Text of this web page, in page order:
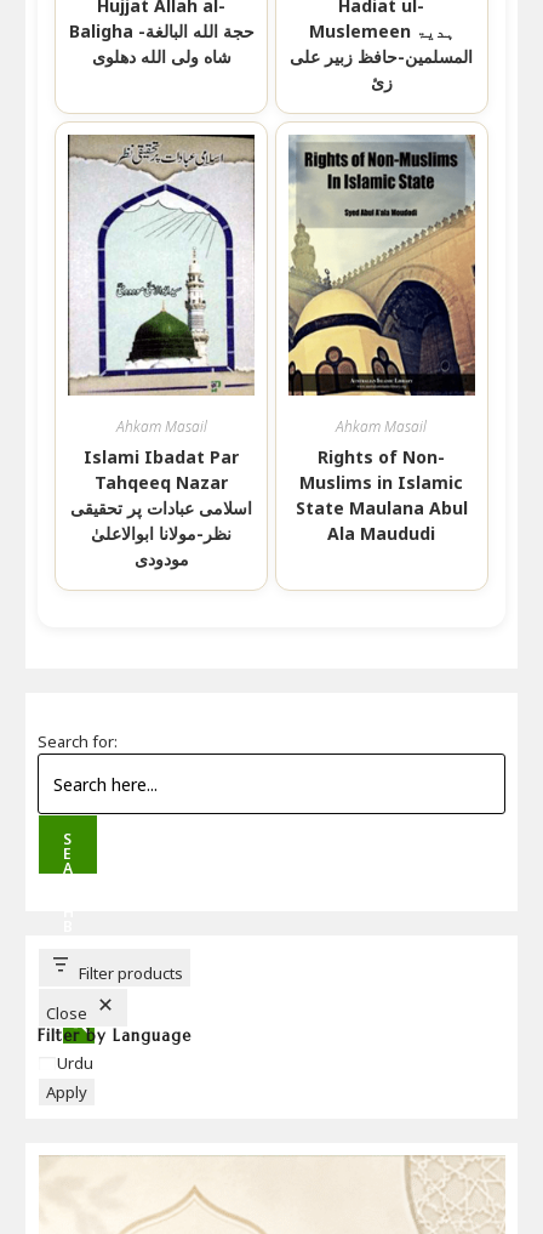
Hujjat Allah al-
Baligha حجة الله البالغة-
شاه ولی الله دهلوی
Hadiat ul-
Muslemeen ہدیۃ
المسلمین-حافظ زبیر علی
زئ
Ahkam Masail
Islami Ibadat Par
Tahqeeq Nazar
اسلامی عبادات پر تحقیقی
نظر-مولانا ابوالاعلیٰ
مودودی
Ahkam Masail
Rights of Non-
Muslims in Islamic
State Maulana Abul
Ala Maududi
Search for:
S
E
A
T
T
Filter products
Close
Filter by Language
Language
Urdu
Apply